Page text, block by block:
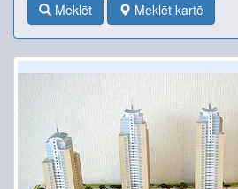
Meklēt Meklēt kartē